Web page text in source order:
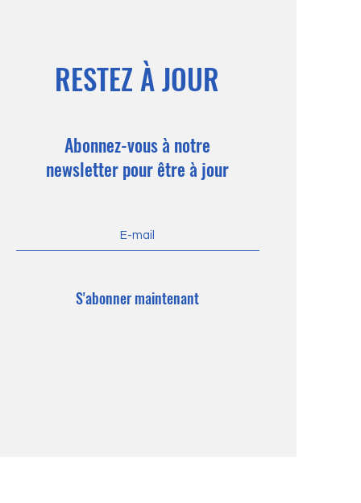
RESTEZ À JOUR
Abonnez-vous à notre
newsletter pour être à jour
S'abonner maintenant